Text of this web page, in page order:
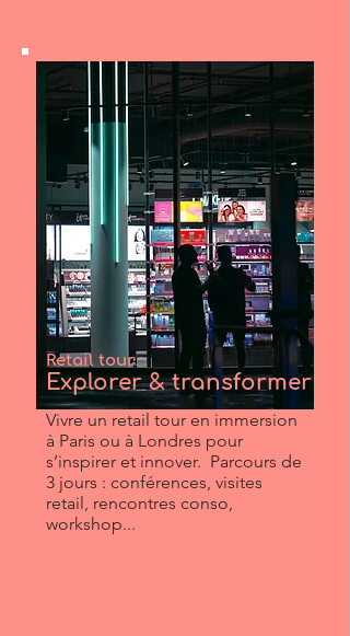
Retail tour
Explorer & transformer
Vivre un retail tour en immersion
à Paris ou à Londres pour
s’inspirer et innover. Parcours de
3 jours : conférences, visites
retail, rencontres conso,
workshop...